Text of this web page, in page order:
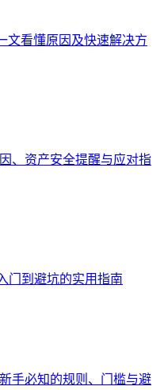
文看懂原因及快速解决方
、资产安全提醒与应对指
门到避坑的实用指南
手必知的规则、门槛与避